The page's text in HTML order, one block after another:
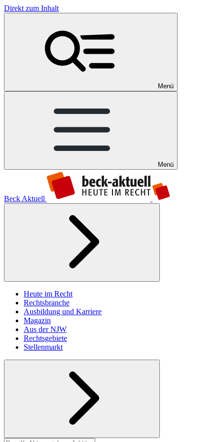
Direkt zum Inhalt
Menü
Menü
Beck Aktuell
Heute im Recht
Rechtsbranche
Ausbildung und Karriere
Magazin
Aus der NJW
Rechtsgebiete
Stellenmarkt